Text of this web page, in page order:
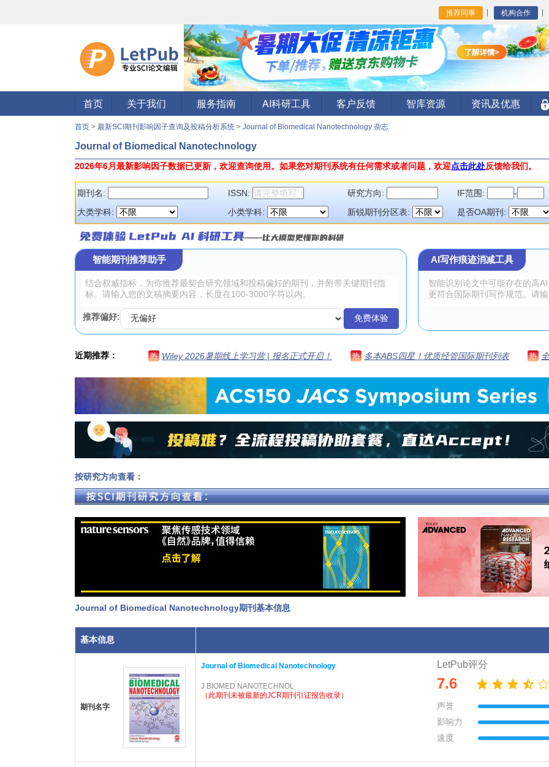
推荐同事 机构合作
首页 关于我们 服务指南 AI科研工具 客户反馈 智库资源 资讯及优惠
首页 > 最新SCI期刊影响因子查询及投稿分析系统 > Journal of Biomedical Nanotechnology 杂志
Journal of Biomedical Nanotechnology
2026年6月最新影响因子数据已更新，欢迎查询使用。 如果您对期刊系统有任何需求或者问题，欢迎点击此处反馈给我们。
期刊名: ISSN: 研究方向: IF范围: -
大类学科:
小类学科: 新锐期刊分区表: 是否OA期刊:
智能期刊推荐助手
推荐偏好: 免费体验
AI写作痕迹消减工具
近期推荐： 热 Wiley 2026暑期线上学习营 | 报名正式开启！ 热 多本ABS四星！优质经管国际期刊列表 热
按研究方向查看：
Journal of Biomedical Nanotechnology期刊基本信息
基本信息
期刊名字
Journal of Biomedical Nanotechnology
J BIOMED NANOTECHNOL
（此期刊未被最新的JCR期刊引证报告收录）
LetPub评分
7.6
声誉
影响力
速度